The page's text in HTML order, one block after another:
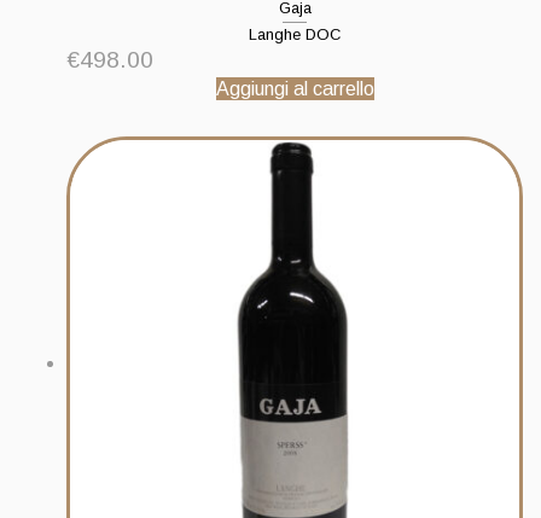
Gaja
Langhe DOC
€498.00
Aggiungi al carrello